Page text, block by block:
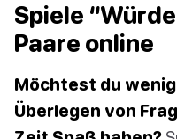
Spiele
Paare online
Möchtest du
Überlegen von